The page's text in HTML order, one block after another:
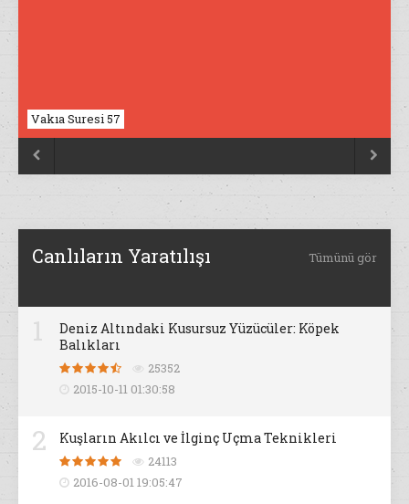
Vakıa Suresi 57
Nahl Suresi 17
 
Canlıların Yaratılışı Tümünü gör
Deniz Altındaki Kusursuz Yüzücüler: Köpek
Balıkları
25352
2015-10-11 01:30:58
2 Kuşların Akılcı ve İlginç Uçma Teknikleri
24113
2016-08-01 19:05:47